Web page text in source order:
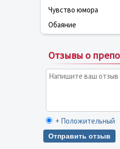
Чувство юмора
Обаяние
Отзывы о
+ Положительный
Отправить отзыв